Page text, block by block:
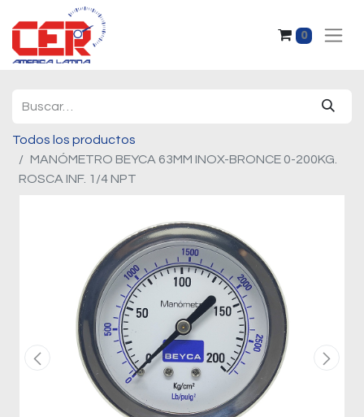
0
Todos los productos
MANÓMETRO BEYCA 63MM INOX-BRONCE 0-200KG.
ROSCA INF. 1/4 NPT